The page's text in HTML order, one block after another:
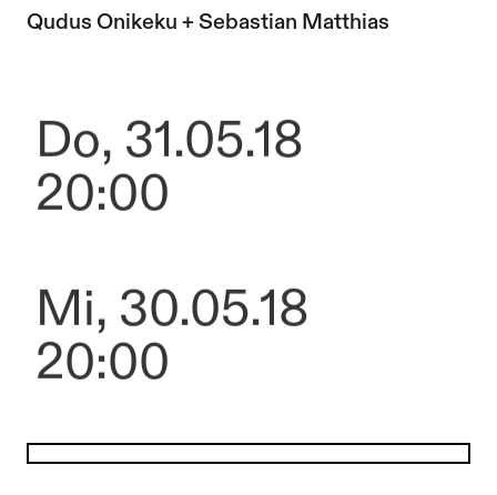
Zur Künstler*in-Seite von
Qudus Onikeku + Sebastian Matthias
Do, 31.05.18
20:00
Mi, 30.05.18
20:00